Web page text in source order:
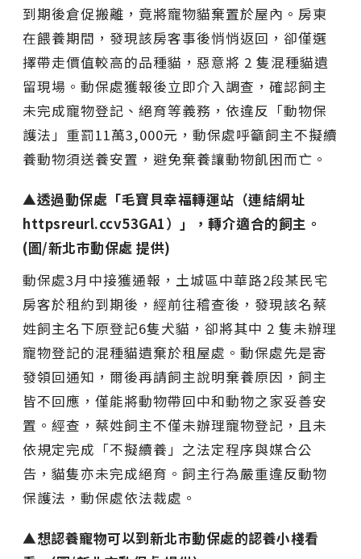
到期後倉促搬離，竟將寵物貓棄置於屋內。房東
在餵養期間，發現該房客事後悄悄返回，卻僅選
擇帶走價值較高的品種貓，惡意將 2 隻混種貓遺
留現場。動保處獲報後立即介入調查，確認飼主
未完成寵物登記、絕育等義務，依違反「動物保
護法」重罰11萬3,000元，動保處呼籲飼主不擬續
養動物須送養安置，避免棄養讓動物飢困而亡。
▲透過動保處「毛寶貝幸福轉運站（連結網址
httpsreurl.ccv53GA1）」，轉介適合的飼主。
(圖/新北市動保處 提供)
動保處3月中接獲通報，土城區中華路2段某民宅
房客於租約到期後，經前往稽查後，發現該名蔡
姓飼主名下原登記6隻犬貓，卻將其中 2 隻未辦理
寵物登記的混種貓遺棄於租屋處。動保處先是寄
發領回通知，爾後再請飼主說明棄養原因，飼主
皆不回應，僅能將動物帶回中和動物之家妥善安
置。經查，蔡姓飼主不僅未辦理寵物登記，且未
依規定完成「不擬續養」之法定程序與媒合公
告，貓隻亦未完成絕育。飼主行為嚴重違反動物
保護法，動保處依法裁處。
▲想認養寵物可以到新北市動保處的認養小棧看